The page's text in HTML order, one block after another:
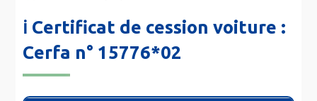
ℹ️ Certificat de cession voiture :
Cerfa n° 15776*02